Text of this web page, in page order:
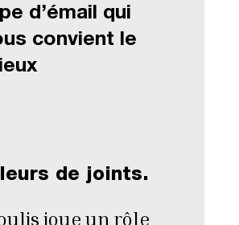
d’émail qui
convient le
de joints.
joue un rôle